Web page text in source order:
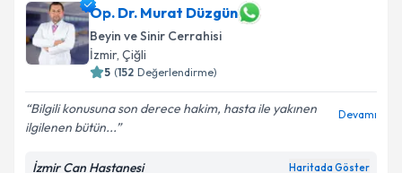
Op. Dr. Murat Düzgün
Beyin ve Sinir Cerrahisi
İzmir, Çiğli
5 (152 Değerlendirme)
Bilgili konusuna son derece hakim, hasta ile yakınen
ilgilenen bütün...
Devamı
İzmir Can Hastanesi Haritada Göster